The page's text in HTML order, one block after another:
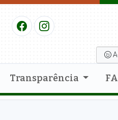
Transparência